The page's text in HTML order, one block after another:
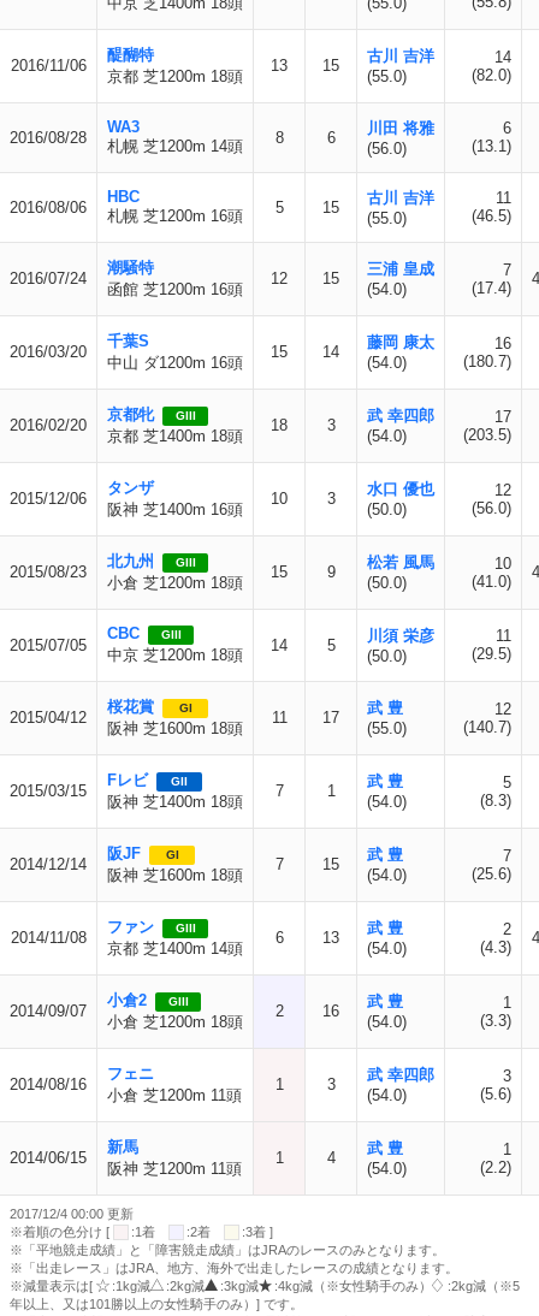
2016/11/06
醍醐特
京都 芝1200m 18頭
13 15
古川 吉洋
(55.0)
14
(82.0)
2016/08/28
WA3
札幌 芝1200m 14頭
8 6
川田 将雅
(56.0)
6
(13.1)
2016/08/06
HBC
札幌 芝1200m 16頭
5 15
古川 吉洋
(55.0)
11
(46.5)
2016/07/24
潮騒特
函館 芝1200m 16頭
12 15
三浦 皇成
(54.0)
7
(17.4)
2016/03/20
千葉S
中山 ダ1200m 16頭
15 14
藤岡 康太
(54.0)
16
(180.7)
2016/02/20
京都牝 GIII
京都 芝1400m 18頭
18 3
武 幸四郎
(54.0)
17
(203.5)
2015/12/06
タンザ
阪神 芝1400m 16頭
10 3
水口 優也
(50.0)
12
(56.0)
2015/08/23
北九州 GIII
小倉 芝1200m 18頭
15 9
松若 風馬
(50.0)
10
(41.0)
2015/07/05
CBC GIII
中京 芝1200m 18頭
14 5
川須 栄彦
(50.0)
11
(29.5)
2015/04/12
桜花賞 GI
阪神 芝1600m 18頭
11 17
武 豊
(55.0)
12
(140.7)
2015/03/15
Fレビ GII
阪神 芝1400m 18頭
7 1
武 豊
(54.0)
5
(8.3)
2014/12/14
阪JF GI
阪神 芝1600m 18頭
7 15
武 豊
(54.0)
7
(25.6)
2014/11/08
ファン GIII
京都 芝1400m 14頭
6 13
武 豊
(54.0)
2
(4.3)
2014/09/07
小倉2 GIII
小倉 芝1200m 18頭
2 16
武 豊
(54.0)
1
(3.3)
2014/08/16
フェニ
小倉 芝1200m 11頭
1 3
武 幸四郎
(54.0)
3
(5.6)
2014/06/15
新馬
阪神 芝1200m 11頭
1 4
武 豊
(54.0)
1
(2.2)
2017/12/4 00:00 更新
※着順の色分け [
:1着 :2着
:3着 ]
※「平地競走成績」と「障害競走成績」はJRAのレースのみとなります。
※「出走レース」はJRA、地方、海外で出走したレースの成績となります。
※減量表示は[
:1kg減 :2kg減 :3kg減 :4kg減（※女性騎手のみ）
:2kg減（※5
年以上、又は101勝以上の女性騎手のみ）] です。